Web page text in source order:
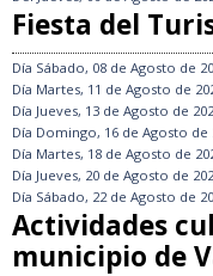
Fiesta del
Día Sábado, 08 de Agosto de
Día Martes, 11 de Agosto de
Día Jueves, 13 de Agosto de
Día Domingo, 16 de Agosto de
Día Martes, 18 de Agosto de
Día Jueves, 20 de Agosto de
Día Sábado, 22 de Agosto de
Actividades
municipio de